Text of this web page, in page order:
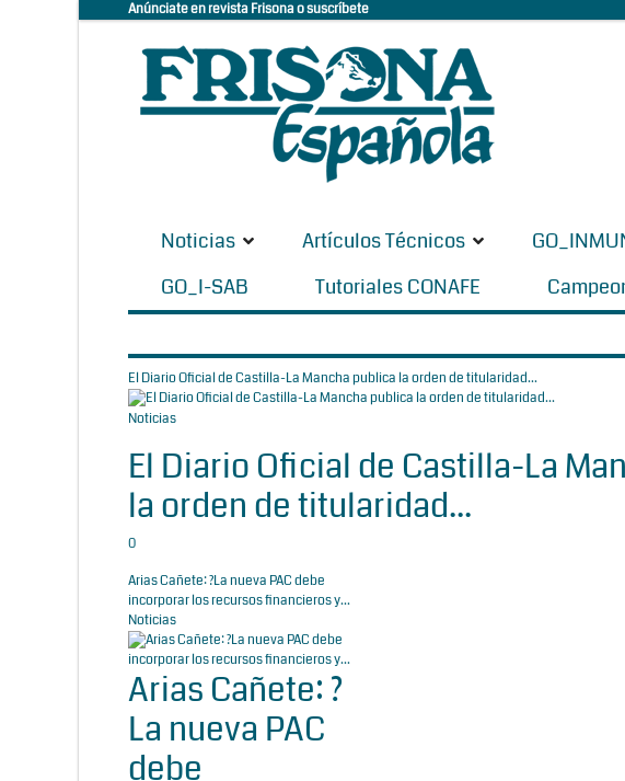
Anúnciate en revista Frisona o suscríbete
Noticias Artículos Técnicos
GO_I-SAB
Tutoriales CONAFE
El Diario Oficial de Castilla-La Mancha publica la orden de titularidad...
Noticias
El Diario Oficial de Castilla-La
la orden de titularidad...
0
Arias Cañete: ?La nueva PAC debe
incorporar los recursos financieros y...
Noticias
Arias Cañete: ?
La nueva PAC
debe